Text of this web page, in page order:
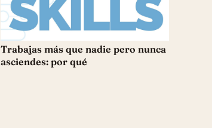
Trabajas más que nadie pero nunca
asciendes: por qué